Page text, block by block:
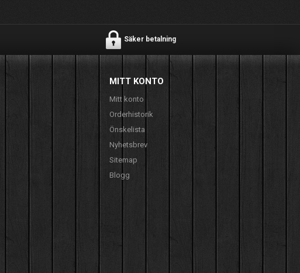
Säker betalning
MITT KONTO
Mitt konto
Orderhistorik
Önskelista
Nyhetsbrev
Sitemap
Blogg